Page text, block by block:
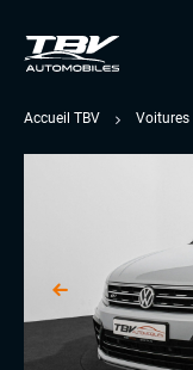
Accueil TBV Voitures